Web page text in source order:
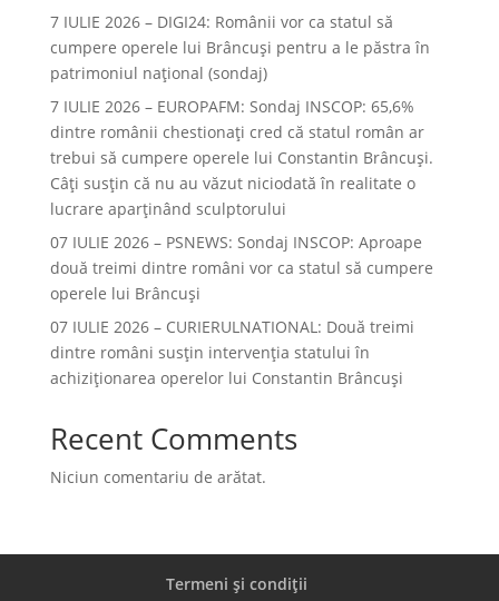
7 IULIE 2026 – DIGI24: Românii vor ca statul să
cumpere operele lui Brâncuși pentru a le păstra în
patrimoniul național (sondaj)
7 IULIE 2026 – EUROPAFM: Sondaj INSCOP: 65,6%
dintre românii chestionați cred că statul român ar
trebui să cumpere operele lui Constantin Brâncuși.
Câți susțin că nu au văzut niciodată în realitate o
lucrare aparținând sculptorului
07 IULIE 2026 – PSNEWS: Sondaj INSCOP: Aproape
două treimi dintre români vor ca statul să cumpere
operele lui Brâncuși
07 IULIE 2026 – CURIERULNATIONAL: Două treimi
dintre români susțin intervenția statului în
achiziționarea operelor lui Constantin Brâncuși
Recent Comments
Niciun comentariu de arătat.
Termeni și condiții